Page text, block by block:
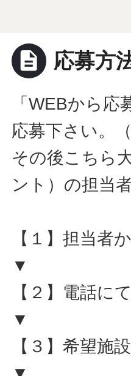
description 応募方
「WEBから
応募下さい。
その後こちら
ント）の担当
【１】担当者
▼
【２】電話に
▼
【３】希望施